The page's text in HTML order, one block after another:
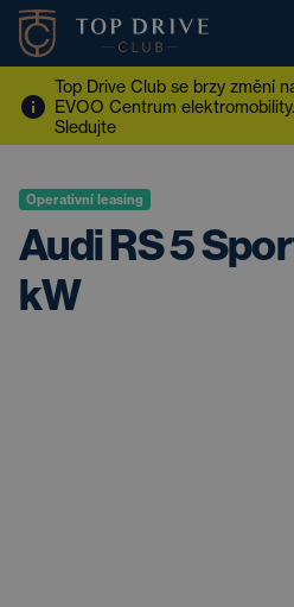
Top Drive Club se brzy změní
EVOO Centrum elektromobility.
Sledujte
Operativní leasing
Audi RS 5
kW